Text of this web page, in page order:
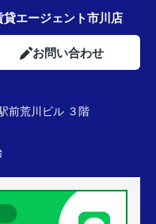
エージェント市川店
お問い合わせ
前荒川ビル ３階